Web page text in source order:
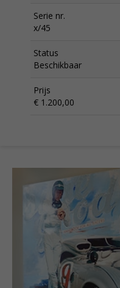
Serie nr.
x/45
Status
Beschikbaar
Prijs
€ 1.200,00